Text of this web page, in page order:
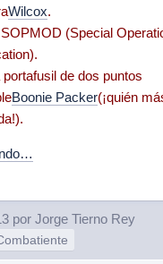
Wilcox.
(Special
de dos puntos
Boonie Packer(¡quién
por Jorge Tierno Rey